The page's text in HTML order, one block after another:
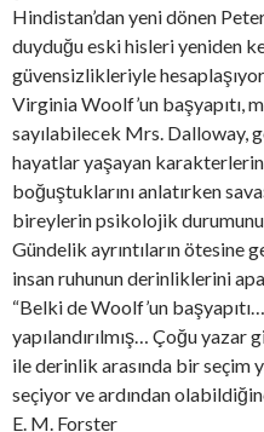
Hindistan’dan yeni dönen
duyduğu eski hisleri yeniden
güvensizlikleriyle hesaplaşıyor.
Virginia Woolf’un başyapıtı,
sayılabilecek Mrs. Dalloway,
hayatlar yaşayan karakterlerin
boğuştuklarını anlatırken
bireylerin psikolojik durumunu
Gündelik ayrıntıların ötesine
insan ruhunun derinliklerini
“Belki de Woolf’un
yapılandırılmış… Çoğu
ile derinlik arasında bir seçim
seçiyor ve ardından
E. M. Forster